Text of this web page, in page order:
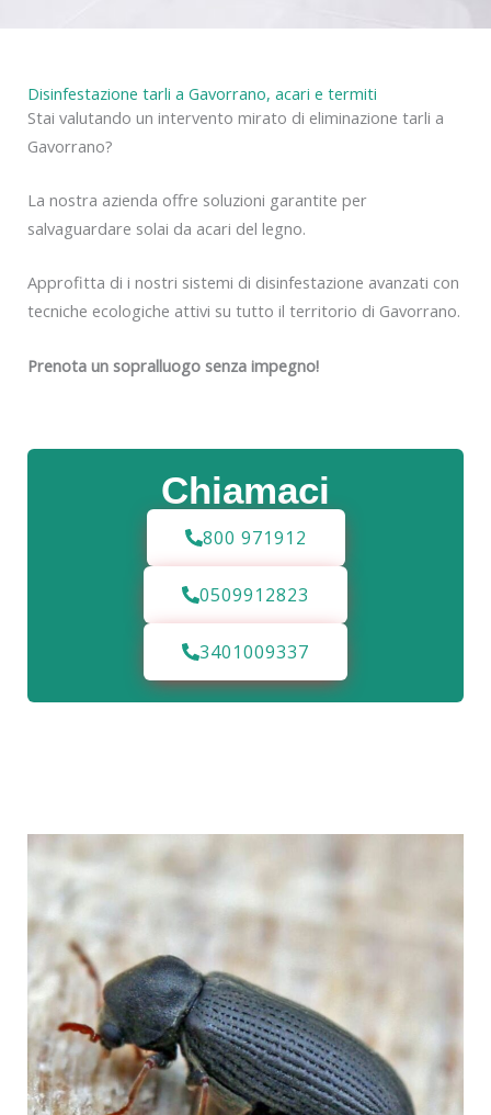
Chiamaci
800 971912
0509912823
3401009337
Disinfestazione tarli a Gavorrano, acari e termiti
Stai valutando un intervento mirato di eliminazione tarli a
Gavorrano?
La nostra azienda offre soluzioni garantite per
salvaguardare solai da acari del legno.
Approfitta di i nostri sistemi di disinfestazione avanzati con
tecniche ecologiche attivi su tutto il territorio di Gavorrano.
Prenota un sopralluogo senza impegno!